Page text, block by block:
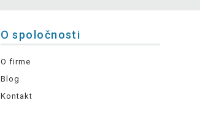
O spoločnosti
O firme
Blog
Kontakt